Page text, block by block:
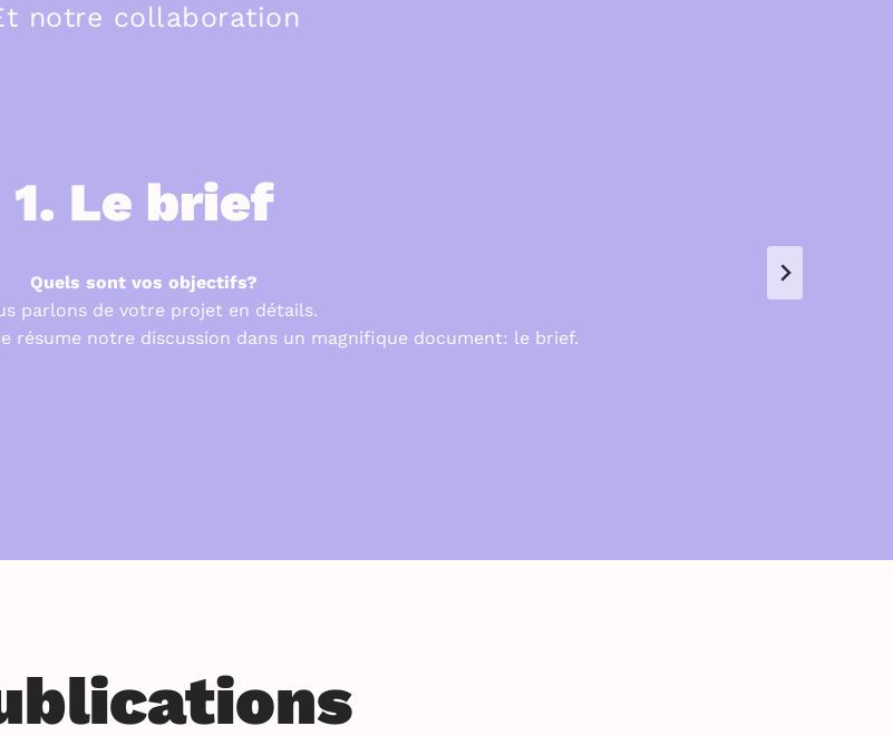
notre collaboration
1. Le brief
Quels sont vos objectifs?
parlons de votre projet en détails.
résume notre discussion dans un magnifique document: le brief.